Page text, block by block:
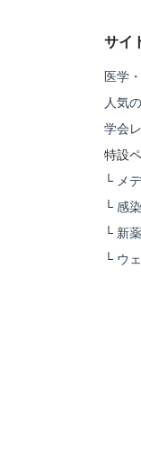
サイ
医学
人気
学会
特設
└ メ
└ 感
└ 新
└ ウ